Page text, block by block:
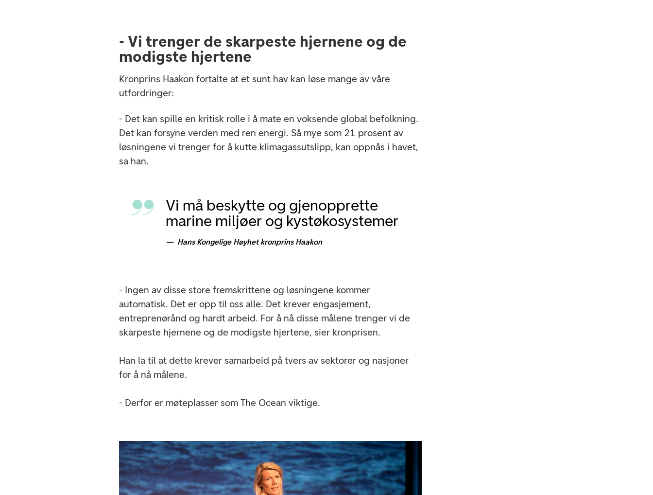
- Vi trenger de skarpeste hjernene og de
modigste hjertene
Kronprins Haakon fortalte at et sunt hav kan løse mange av våre
utfordringer:
- Det kan spille en kritisk rolle i å mate en voksende global befolkning.
Det kan forsyne verden med ren energi. Så mye som 21 prosent av
løsningene vi trenger for å kutte klimagassutslipp, kan oppnås i havet,
sa han.
Vi må beskytte og gjenopprette
marine miljøer og kystøkosystemer
Hans Kongelige Høyhet kronprins Haakon
- Ingen av disse store fremskrittene og løsningene kommer
automatisk. Det er opp til oss alle. Det krever engasjement,
entreprenørånd og hardt arbeid. For å nå disse målene trenger vi de
skarpeste hjernene og de modigste hjertene, sier kronprisen.
Han la til at dette krever samarbeid på tvers av sektorer og nasjoner
for å nå målene.
- Derfor er møteplasser som The Ocean viktige.